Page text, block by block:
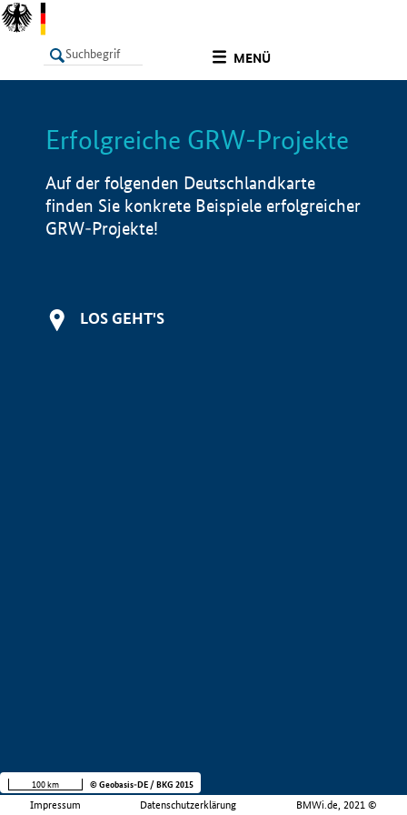
MENÜ
LISTE Info
Erfolgreiche GRW-Projekte
Auf der folgenden Deutschlandkarte
finden Sie konkrete Beispiele erfolgreicher
GRW-Projekte!
LOS GEHT'S
Impressum Datenschutzerklärung BMWi.de, 2021 ©
100 km © Geobasis-DE / BKG 2015